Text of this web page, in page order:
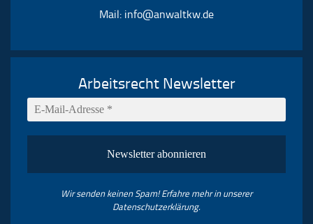
Mail: info@anwaltkw.de
Arbeitsrecht Newsletter
Wir senden keinen Spam! Erfahre mehr in unserer
Datenschutzerklärung.